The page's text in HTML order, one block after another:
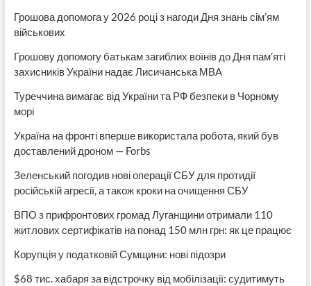
Грошова допомога у 2026 році з нагоди Дня знань сім’ям
військових
Грошову допомогу батькам загиблих воїнів до Дня пам’яті
захисників України надає Лисичанська МВА
Туреччина вимагає від України та РФ безпеки в Чорному
морі
Україна на фронті вперше використала робота, який був
доставлений дроном — Forbs
Зеленський погодив нові операції СБУ для протидії
російській агресії, а також кроки на очищення СБУ
ВПО з прифронтових громад Луганщини отримали 110
житлових сертифікатів на понад 150 млн грн: як це працює
Корупція у податковій Сумщини: нові підозри
$68 тис. хабаря за відстрочку від мобілізації: судитимуть